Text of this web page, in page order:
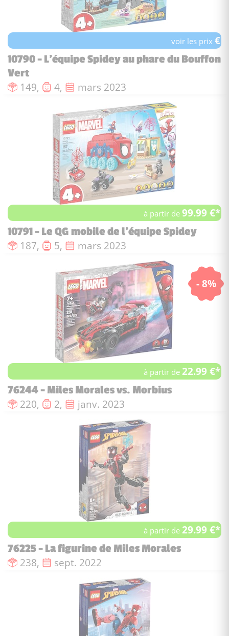
voir les prix€
10790 - L’équipe Spidey au phare du Bouffon
Vert
Nombre de pièces :
149, Nombre de figurines :
4, Date de sortie :
mars 2023
à partir de99.99 €*
10791 - Le QG mobile de l’équipe Spidey
Nombre de pièces :
187, Nombre de figurines :
5, Date de sortie :
mars 2023
- 8%
à partir de22.99 €*
76244 - Miles Morales vs. Morbius
Nombre de pièces :
220, Nombre de figurines :
2, Date de sortie :
janv. 2023
à partir de29.99 €*
76225 - La figurine de Miles Morales
Nombre de pièces :
238, Date de sortie :
sept. 2022